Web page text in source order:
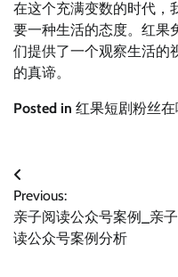
在这个充满变数的时代，
要一种生活的态度。红果
们提供了一个观察生活的
的真谛。
Posted in 红果短剧粉丝
文
章
导
Previous:
亲子阅读公众号案例_亲
读公众号案例分析